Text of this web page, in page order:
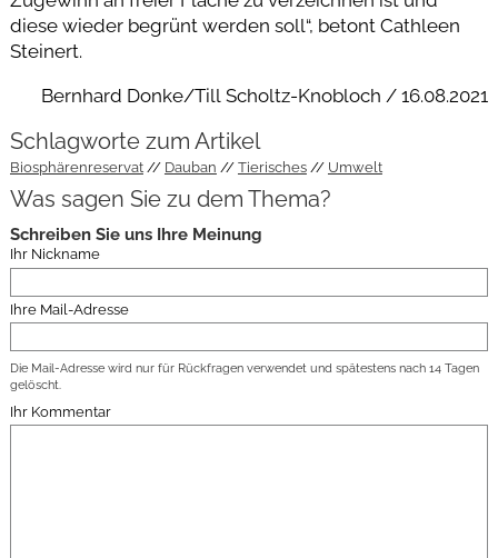
diese wieder begrünt werden soll“, betont Cathleen
Steinert.
Bernhard Donke/Till Scholtz-Knobloch / 16.08.2021
Schlagworte zum Artikel
Biosphärenreservat Dauban Tierisches Umwelt
Was sagen Sie zu dem Thema?
Schreiben Sie uns Ihre Meinung
Ihr Nickname
Ihre Mail-Adresse
Die Mail-Adresse wird nur für Rückfragen verwendet und spätestens nach 14 Tagen
gelöscht.
Ihr Kommentar